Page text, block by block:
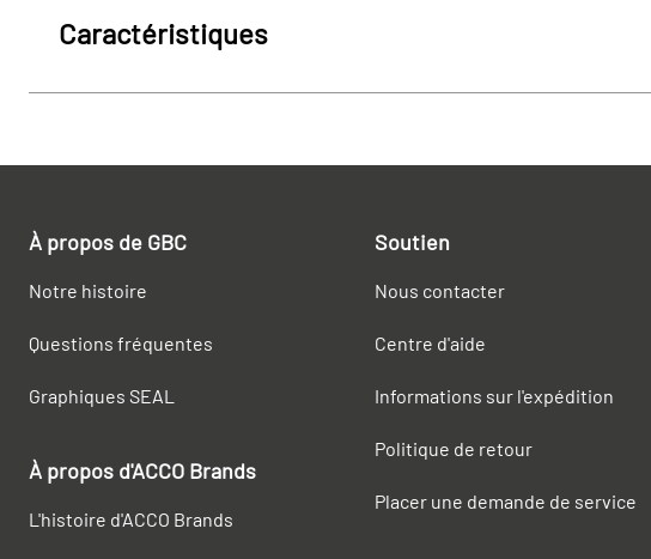
Caractéristiques
À propos de GBC
Notre histoire
Questions fréquentes
Graphiques SEAL
À propos d'ACCO Brands
L'histoire d'ACCO Brands
Soutien
Nous contacter
Centre d'aide
Informations sur l'expédition
Politique de retour
Placer une demande de service